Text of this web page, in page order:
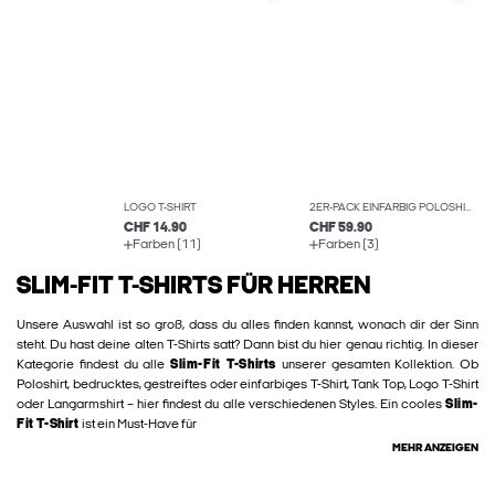
LOGO T-SHIRT
CHF 14.90
Farben (11)
2ER-PACK EINFARBIG POLOSHIRT
CHF 59.90
Farben (3)
SLIM-FIT T-SHIRTS FÜR HERREN
Unsere Auswahl ist so groß, dass du alles finden kannst, wonach dir der Sinn
steht. Du hast deine alten T-Shirts satt? Dann bist du hier genau richtig. In dieser
Kategorie findest du alleSlim-Fit T-Shirts unserer gesamten Kollektion. Ob
Poloshirt, bedrucktes, gestreiftes oder einfarbiges T-Shirt, Tank Top, Logo T-Shirt
oder Langarmshirt – hier findest du alle verschiedenen Styles. Ein cooles Slim-
Fit T-Shirt ist ein Must-Have für
MEHR ANZEIGEN